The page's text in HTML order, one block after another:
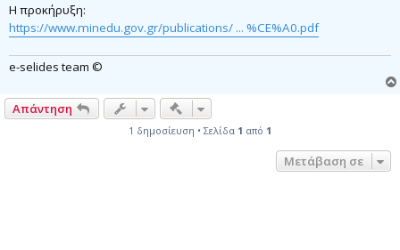
σ
η
Η προκήρυξη:
https://www.minedu.gov.gr/publications/ ... %CE%A0.pdf
e-selides team ©
Απάντηση Γρήγορα εργαλεία συντονισμού
1 δημοσίευση • Σελίδα 1 από 1
Μετάβαση σε